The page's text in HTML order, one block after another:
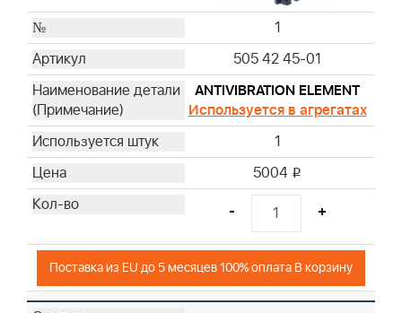
25
26
28
29
1
505 42 45-01
ANTIVIBRATION ELEMENT
Используется в агрегатах
1
5004 i
- +
Поставка из EU до 5 месяцев 100% оплата В корзину